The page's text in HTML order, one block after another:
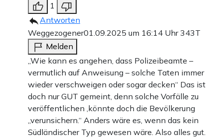
1
Antworten
Weggezogener01.09.2025 um 16:14 Uhr343T
Melden
„Wie kann es angehen, dass Polizeibeamte –
vermutlich auf Anweisung – solche Taten immer
wieder verschweigen oder sogar decken“ Das ist
doch nur GUT gemeint, denn solche Vorfälle zu
veröffentlichen ,könnte doch die Bevölkerung
„verunsichern.“ Anders wäre es, wenn das kein
Südländischer Typ gewesen wäre. Also alles gut.